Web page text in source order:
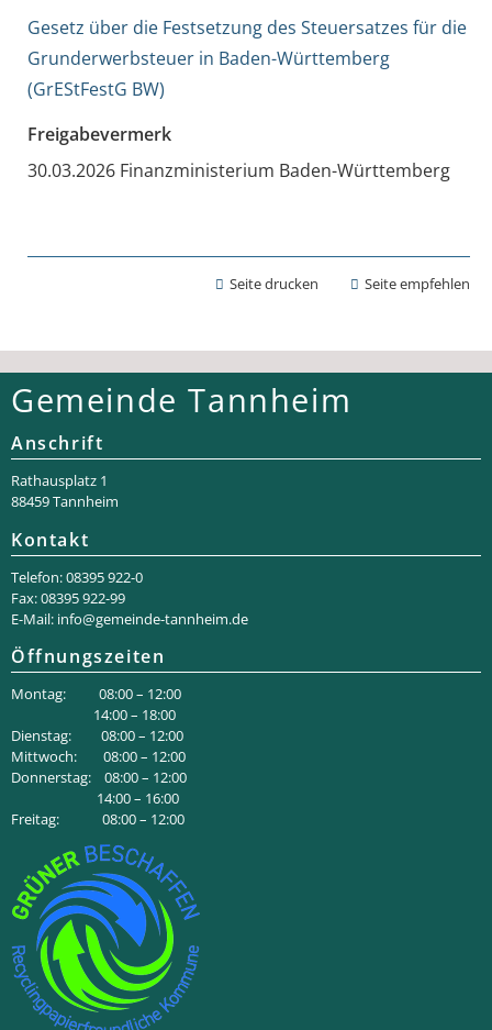
Gesetz über die Festsetzung des Steuersatzes für die
Grunderwerbsteuer in Baden-Württemberg
(GrEStFestG BW)
Freigabevermerk
30.03.2026 Finanzministerium Baden-Württemberg
Seite drucken Seite empfehlen
Gemeinde Tannheim
Anschrift
Rathaus­platz 1
88459 Tannheim
Kontakt
Telefon: 08395 922-0
Fax: 08395 922-99
E-Mail: info@gemeinde-tannheim.de
Öffnungszeiten
Montag: 08:00 – 12:00
14:00 – 18:00
Dienstag: 08:00 – 12:00
Mittwoch: 08:00 – 12:00
Donnerstag: 08:00 – 12:00
14:00 – 16:00
Freitag: 08:00 – 12:00